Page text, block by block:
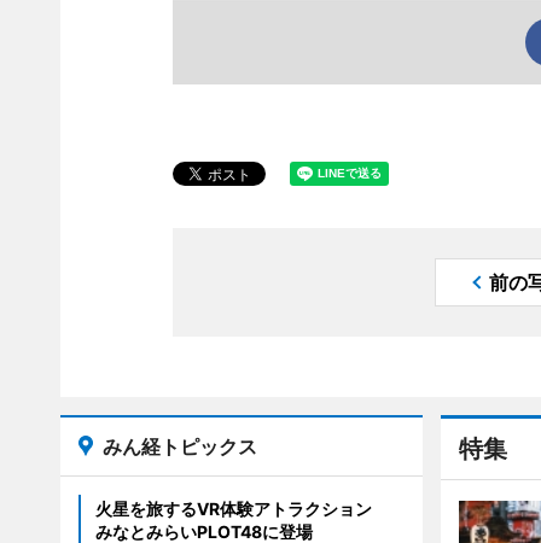
前の
特集
みん経トピックス
火星を旅するVR体験アトラクション
みなとみらいPLOT48に登場